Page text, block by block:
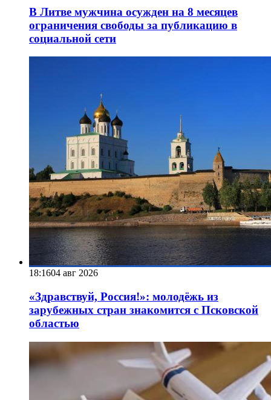
В Литве мужчина осужден на 8 месяцев
ограничения свободы за публикацию в
социальной сети
18:1604 авг 2026
«Здравствуй, Россия!»: молодёжь из
зарубежных стран знакомится с Псковской
областью